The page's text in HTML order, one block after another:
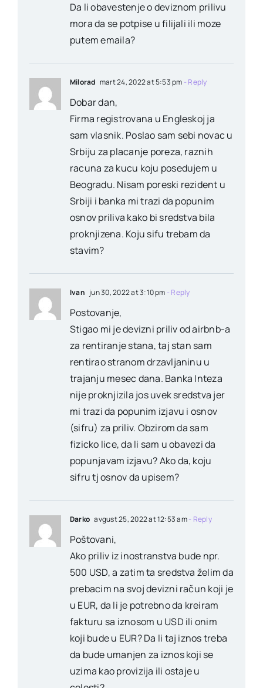
Da li obavestenje o deviznom prilivu
mora da se potpise u filijali ili moze
putem emaila?
Milorad mart 24, 2022 at 5:53 pm - Reply
Dobar dan,
Firma registrovana u Engleskoj ja
sam vlasnik. Poslao sam sebi novac u
Srbiju za placanje poreza, raznih
racuna za kucu koju posedujem u
Beogradu. Nisam poreski rezident u
Srbiji i banka mi trazi da popunim
osnov priliva kako bi sredstva bila
proknjizena. Koju sifu trebam da
stavim?
Ivan jun 30, 2022 at 3:10 pm - Reply
Postovanje,
Stigao mi je devizni priliv od airbnb-a
za rentiranje stana, taj stan sam
rentirao stranom drzavljaninu u
trajanju mesec dana. Banka Inteza
nije proknjizila jos uvek sredstva jer
mi trazi da popunim izjavu i osnov
(sifru) za priliv. Obzirom da sam
fizicko lice, da li sam u obavezi da
popunjavam izjavu? Ako da, koju
sifru tj osnov da upisem?
Darko avgust 25, 2022 at 12:53 am- Reply
Poštovani,
Ako priliv iz inostranstva bude npr.
500 USD, a zatim ta sredstva želim da
prebacim na svoj devizni račun koji je
u EUR, da li je potrebno da kreiram
fakturu sa iznosom u USD ili onim
koji bude u EUR? Da li taj iznos treba
da bude umanjen za iznos koji se
uzima kao provizija ili ostaje u